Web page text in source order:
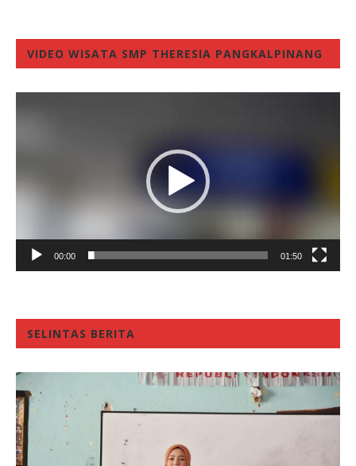
VIDEO WISATA SMP THERESIA PANGKALPINANG
00:00 01:50
SELINTAS BERITA